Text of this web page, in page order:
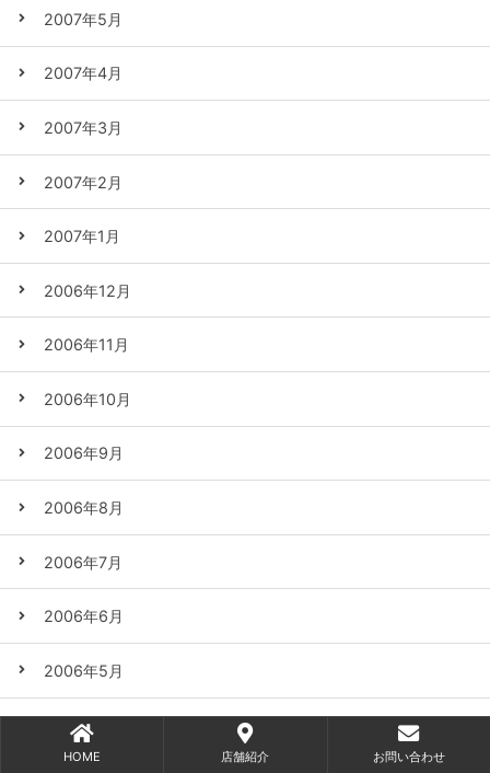
2007年5月
2007年4月
2007年3月
2007年2月
2007年1月
2006年12月
2006年11月
2006年10月
2006年9月
2006年8月
2006年7月
2006年6月
2006年5月
2006年4月
HOME 店舗紹介 お問い合わせ